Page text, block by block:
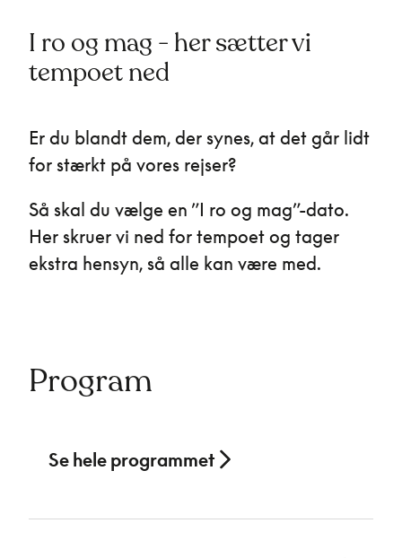
I ro og mag - her sætter vi
tempoet ned
Er du blandt dem, der synes, at det går lidt
for stærkt på vores rejser?
Så skal du vælge en ”I ro og mag”-dato.
Her skruer vi ned for tempoet og tager
ekstra hensyn, så alle kan være med.
Program
Se hele programmet